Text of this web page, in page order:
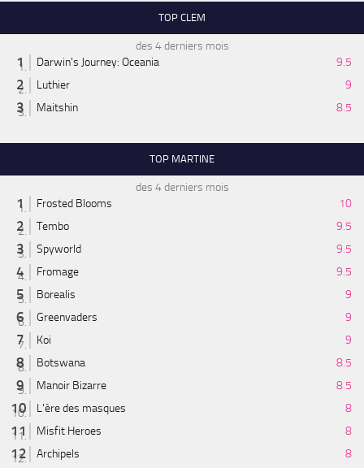
TOP CLEM
des 4 derniers mois
Darwin's Journey: Oceania
9.5
Luthier
9
Maitshin
8.5
TOP MARTINE
des 4 derniers mois
Frosted Blooms
10
Tembo
9.5
Spyworld
9.5
Fromage
9.5
Borealis
9
Greenvaders
9
Koi
9
Botswana
8.5
Manoir Bizarre
8.5
L'ère des masques
8
Misfit Heroes
8
Archipels
8